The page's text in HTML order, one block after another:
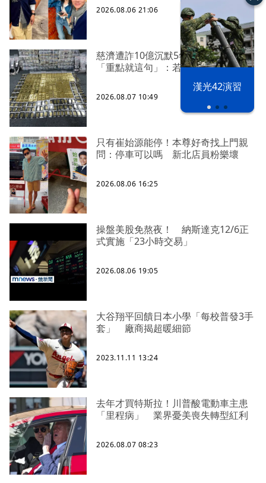
漢光42演習
2026.08.06 21:06
慈濟遭詐10億沉默5年 四叉貓看聲明
「重點就這句」：若判有罪錢還我
2026.08.07 10:49
只有崔始源能停！本尊好奇找上門親
問：停車可以嗎 新北店員粉樂壞
2026.08.06 16:25
操盤美股免熬夜！ 納斯達克12/6正
式實施「23小時交易」
2026.08.06 19:05
大谷翔平回饋日本小學「每校普發3手
套」 廠商揭超暖細節
2023.11.11 13:24
去年才買特斯拉！川普酸電動車主患
「里程病」 業界憂美喪失轉型紅利
2026.08.07 08:23